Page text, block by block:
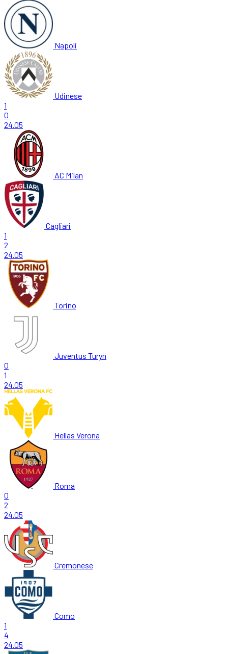
Napoli
Udinese
1
0
24.05
AC Milan
Cagliari
1
2
24.05
Torino
Juventus Turyn
0
1
24.05
Hellas Verona
Roma
0
2
24.05
Cremonese
Como
1
4
24.05